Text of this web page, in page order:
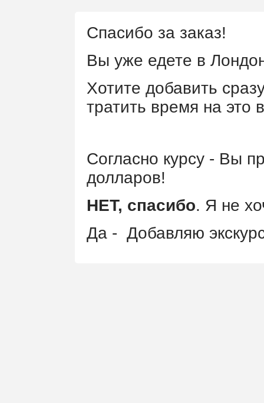
Спасибо за заказ!
Вы уже едете в
Хотите добавить
тратить время на это
Согласно курсу - Вы
долларов!
НЕТ, спасибо. Я не
Да - Добавляю